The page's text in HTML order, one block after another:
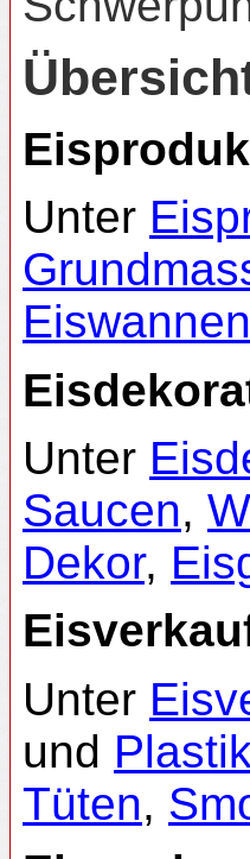
Unter
Eiswannen
Unter
Saucen,
Dekor,
Unter
und Plastik
Tüten,